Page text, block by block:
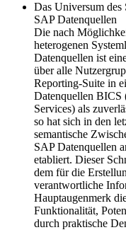
Das Universum
SAP Datenquellen
Die nach
heterogenen
Datenquellen ist
über alle
Reporting-Suite in
Datenquellen BICS
Services) als
so hat sich in den
semantische
SAP Datenquellen
etabliert. Dieser
dem für die
verantwortliche
Hauptaugenmerk
Funktionalität,
durch praktische